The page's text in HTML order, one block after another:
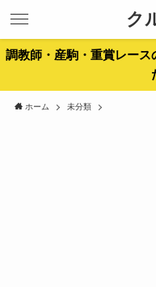
ク
調教師・産駒・重賞レー
ホーム 未分類